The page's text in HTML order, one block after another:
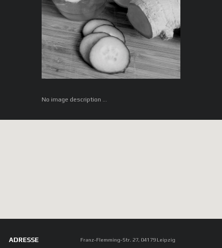
No image description ...
ADRESSE Franz-Flemming-Str. 27, 04179 Leipzig